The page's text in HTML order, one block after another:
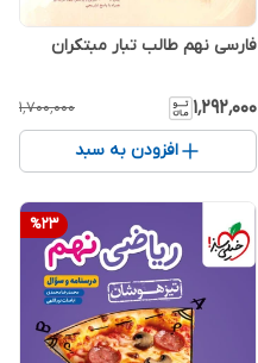
فارسی نهم طالب تبار مبتکران
۱٬۲۹۲٬۰۰۰ ۱٬۷۰۰٬۰۰۰
افزودن به سبد
%23